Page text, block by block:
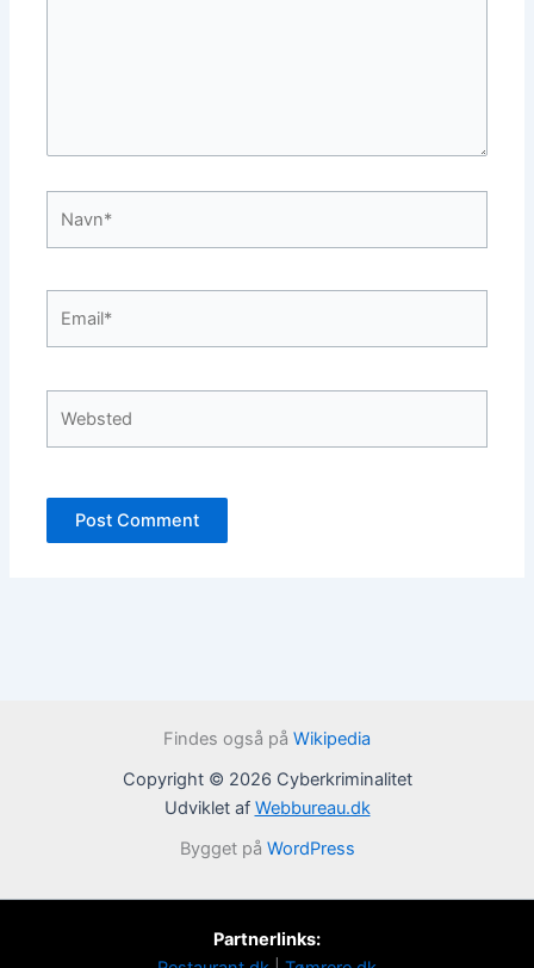
Findes også på Wikipedia
Copyright © 2026 Cyberkriminalitet
Udviklet af Webbureau.dk
Bygget på WordPress
Partnerlinks: